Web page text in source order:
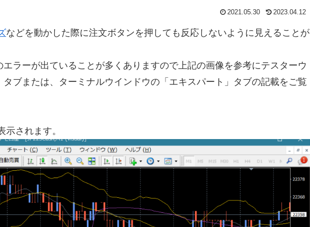
2021.05.30 2023.04.12
などを動かした際に注文ボタンを押しても反応しないように見えることが
ラーが出ていることが多くありますので上記の画像を参考にテスターウ
タブまたは、ターミナルウインドウの「エキスパート」タブの記載をご覧
されます。